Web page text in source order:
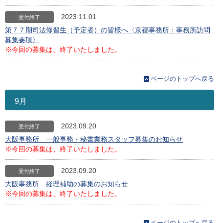
受付終了
2023.11.01
第７７期司法修習生（予定者）の皆様へ〈京都事務所：事務所訪問
募集要項〉
※今回の募集は、終了いたしました。
ページのトップへ戻る
9月
受付終了
2023.09.20
大阪事務所 一般事務・秘書業務スタッフ募集のお知らせ
※今回の募集は、終了いたしました。
受付終了
2023.09.20
大阪事務所 経理補助の募集のお知らせ
※今回の募集は、終了いたしました。